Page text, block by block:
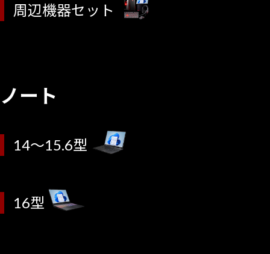
周辺機器セット
ノート
14～15.6型
16型